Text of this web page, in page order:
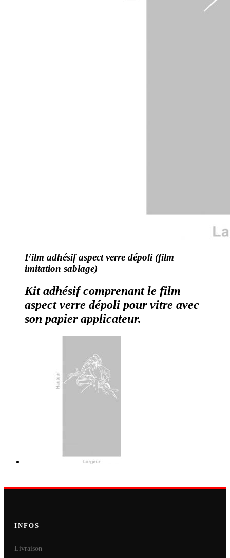
Film adhésif aspect verre dépoli (film
imitation sablage)
Kit adhésif comprenant le film
aspect verre dépoli pour vitre avec
son papier applicateur.
INFOS
Livraison